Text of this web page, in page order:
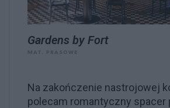
Gardens by Fort
Na zakończenie nastrojowej
polecam romantyczny spacer